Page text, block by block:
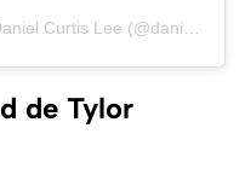
de Tylor